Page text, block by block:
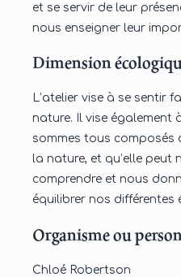
et se servir de leur
nous enseigner leur
Dimension
L’atelier vise à se sentir
nature. Il vise également
sommes tous composés
la nature, et qu’elle peut
comprendre et nous
équilibrer nos différentes
Organisme ou
Chloé Robertson